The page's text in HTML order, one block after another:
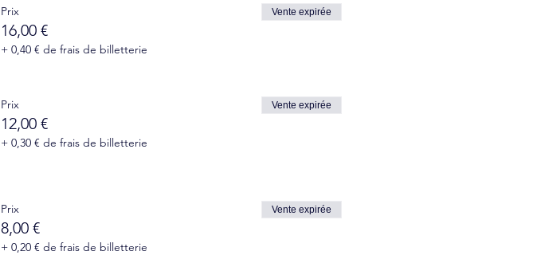
Prix
16,00 €
+ 0,40 € de frais de billetterie
Vente expirée
Prix
12,00 €
+ 0,30 € de frais de billetterie
Vente expirée
Prix
8,00 €
+ 0,20 € de frais de billetterie
Vente expirée